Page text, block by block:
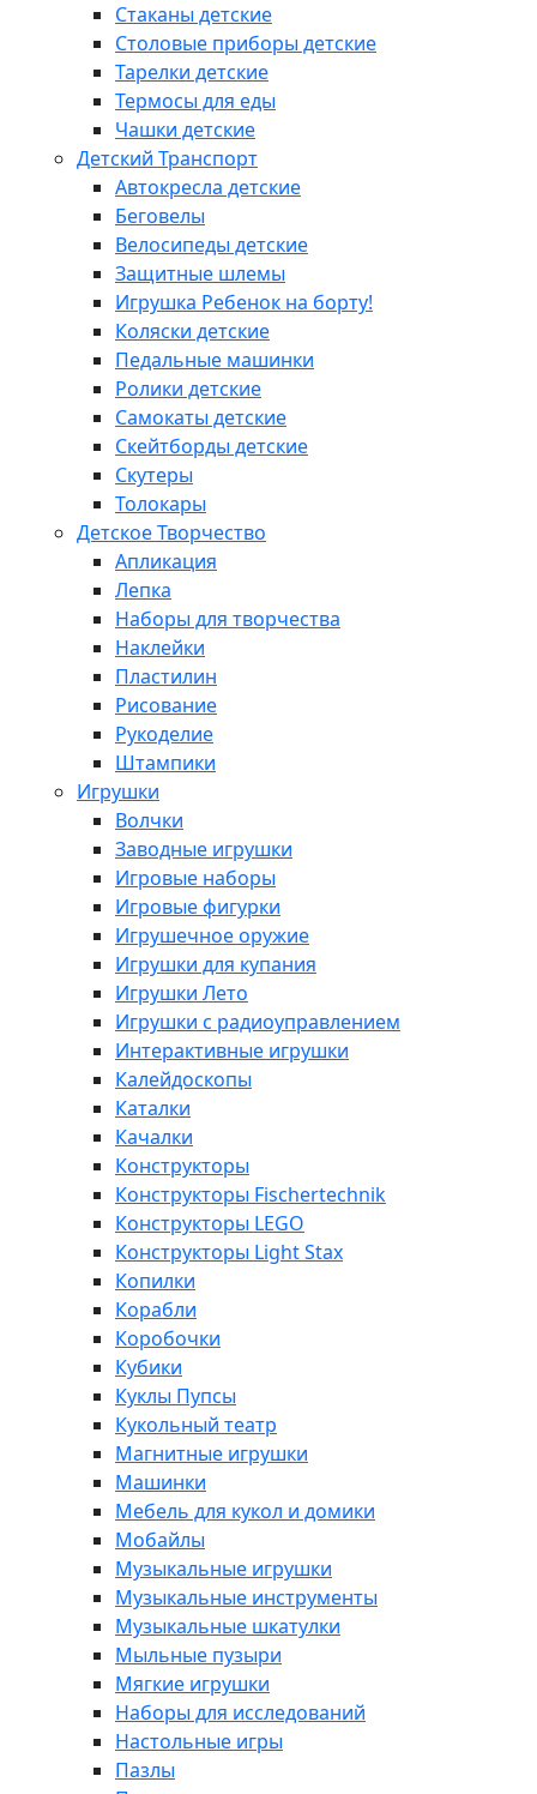
Стаканы детские
Столовые приборы детские
Тарелки детские
Термосы для еды
Чашки детские
Детский Транспорт
Автокресла детские
Беговелы
Велосипеды детские
Защитные шлемы
Игрушка Ребенок на борту!
Коляски детские
Педальные машинки
Ролики детские
Самокаты детские
Скейтборды детские
Скутеры
Толокары
Детское Творчество
Апликация
Лепка
Наборы для творчества
Наклейки
Пластилин
Рисование
Рукоделие
Штампики
Игрушки
Волчки
Заводные игрушки
Игровые наборы
Игровые фигурки
Игрушечное оружие
Игрушки для купания
Игрушки Лето
Игрушки с радиоуправлением
Интерактивные игрушки
Калейдоскопы
Каталки
Качалки
Конструкторы
Конструкторы Fisсhertechnik
Конструкторы LEGO
Конструкторы Light Stax
Копилки
Корабли
Коробочки
Кубики
Куклы Пупсы
Кукольный театр
Магнитные игрушки
Машинки
Мебель для кукол и домики
Мобайлы
Музыкальные игрушки
Музыкальные инструменты
Музыкальные шкатулки
Мыльные пузыри
Мягкие игрушки
Наборы для исследований
Настольные игры
Пазлы